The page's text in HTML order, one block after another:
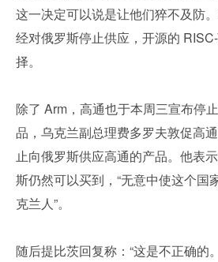
这一决定可以说是让他们猝不及防
经对俄罗斯停止供应，开源的
择。
除了 Arm，高通也于本周三宣布停
品，乌克兰副总理费多罗夫敦促高
止向俄罗斯供应高通的产品。他表
斯仍然可以买到，“无意中使这个国
克兰人”。
随后提比茨回复称：“这是不正确的